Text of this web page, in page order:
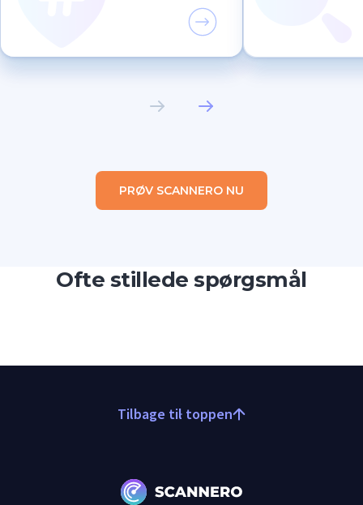
PRØV SCANNERO NU
Ofte stillede spørgsmål
Tilbage til toppen